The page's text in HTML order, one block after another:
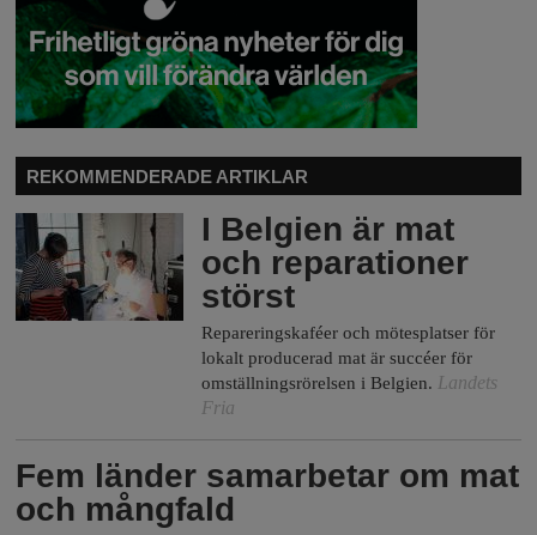
REKOMMENDERADE ARTIKLAR
I Belgien är mat
och reparationer
störst
Repareringskaféer och mötesplatser för
lokalt producerad mat är succéer för
omställningsrörelsen i Belgien. Landets
Fria
Fem länder samarbetar om mat
och mångfald